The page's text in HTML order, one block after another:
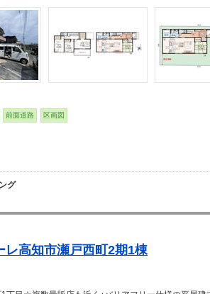
前面道路 区画図
グ
レ高知市瀬戸西町2期1棟